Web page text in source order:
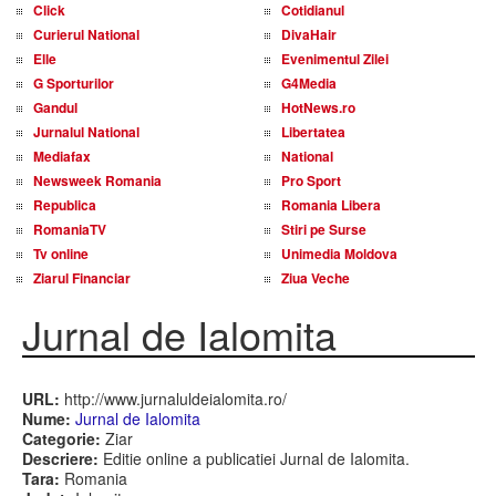
Click
Cotidianul
Curierul National
DivaHair
Elle
Evenimentul Zilei
G Sporturilor
G4Media
Gandul
HotNews.ro
Jurnalul National
Libertatea
Mediafax
National
Newsweek Romania
Pro Sport
Republica
Romania Libera
RomaniaTV
Stiri pe Surse
Tv online
Unimedia Moldova
Ziarul Financiar
Ziua Veche
Jurnal de Ialomita
URL: http://www.jurnaluldeialomita.ro/
Nume: Jurnal de Ialomita
Categorie: Ziar
Descriere: Editie online a publicatiei Jurnal de Ialomita.
Tara: Romania